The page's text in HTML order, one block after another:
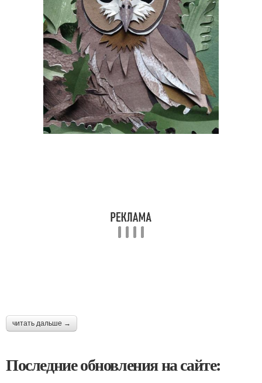
читать дальше →
Последние обновления на сайте: